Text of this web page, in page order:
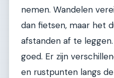
nemen. Wandelen
dan fietsen, maar het
afstanden af te
goed. Er zijn
en rustpunten langs